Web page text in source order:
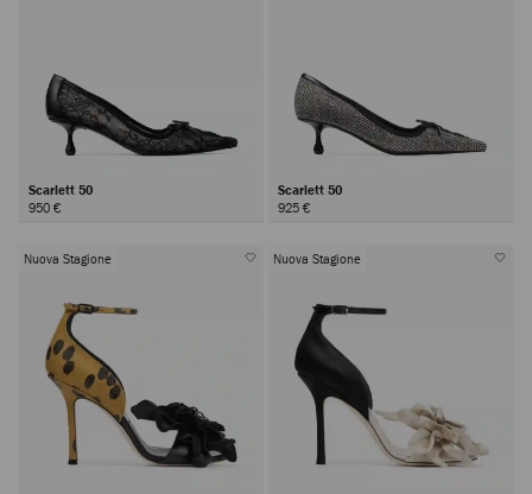
Scarlett 50
950 €
Scarlett 50
925 €
Nuova Stagione Nuova Stagione